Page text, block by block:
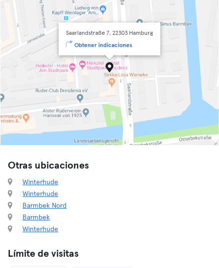
Saarlandstraße 7, 22303 Hamburg
Obtener indicaciones
Otras ubicaciones
Winterhude
Winterhude
Barmbek Nord
Barmbek
Winterhude
Límite de visitas